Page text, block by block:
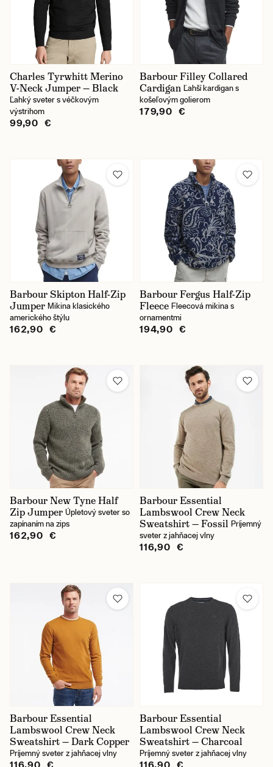
Charles Tyrwhitt Merino
V-Neck Jumper — Black
Ľahký sveter s véčkovým
výstrihom
99,90 €
Barbour Filley Collared
Cardigan Ľahší kardigan s
košeľovým golierom
179,90 €
Barbour Skipton Half-Zip
Jumper Mikina klasického
amerického štýlu
162,90 €
Barbour Fergus Half-Zip
Fleece Fleecová mikina s
ornamentmi
194,90 €
Barbour New Tyne Half
Zip Jumper Úpletový sveter so
zapínaním na zips
162,90 €
Barbour Essential
Lambswool Crew Neck
Sweatshirt — Fossil Príjemný
sveter z jahňacej vlny
116,90 €
Barbour Essential
Lambswool Crew Neck
Sweatshirt — Dark Copper
Príjemný sveter z jahňacej vlny
116,90 €
Barbour Essential
Lambswool Crew Neck
Sweatshirt — Charcoal
Príjemný sveter z jahňacej vlny
116,90 €